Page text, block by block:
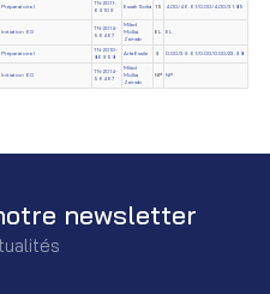
Préparatoire I
TN-2011-
69109
Essafi Sofia 15 4.00/46.61/0.00/4.00/31.85
Initiation 60
TN-2014-
56467
Miled
Molka
Zeineb
EL EL
Préparatoire I
TN-2010-
86958
Arfa Essile 9 0.00/39.61/0.00/0.00/23.98
Initiation 60
TN-2014-
56467
Miled
Molka
Zeineb
NP NP
newsletter